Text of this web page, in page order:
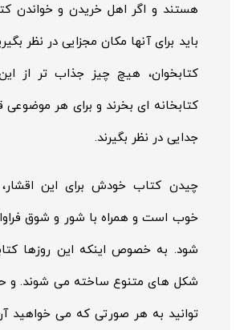
هستند و اگر اهل خریدن و خواندن
باید برای آنها مکان مجزایی در نظر
کتابخوان، هیچ چیز جذاب تر از
کتابخانه ای بخرند و برای هر
جدایی در نظر بگیرند.
چیدن کتاب خودش برای این
خوب است و همراه با شور و شوق
شود. به خصوص اینکه این روزها
شکل های متنوع ساخته می شوند. و
توانید به هر صورتی که می خواهید